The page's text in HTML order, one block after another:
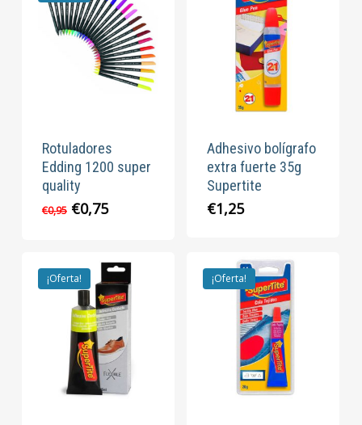
Rotuladores
Edding 1200 super
quality
€0,95 El
€0,95.
€0,75El
es:
€0,75.
Adhesivo bolígrafo
extra fuerte 35g
Supertite
€1,25
¡Oferta! ¡Oferta!